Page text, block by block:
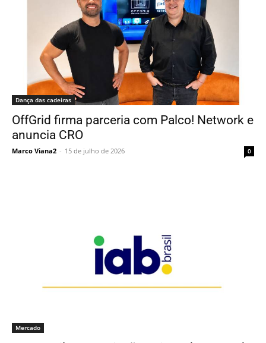
Dança das cadeiras
OffGrid firma parceria com Palco! Network e
anuncia CRO
Marco Viana2 - 15 de julho de 2026 0
Mercado